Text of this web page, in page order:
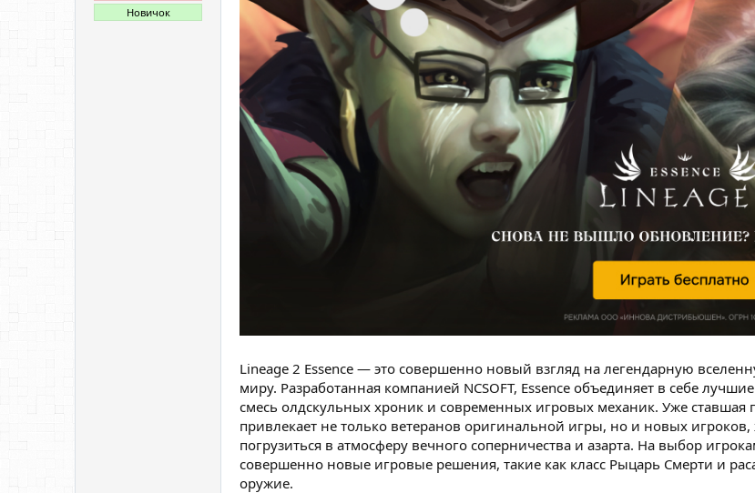
Новичок
Lineage 2 Essence — это совершенно новый взгляд на легендарную
миру. Разработанная компанией NCSOFT, Essence объединяет в себе
смесь олдскульных хроник и современных игровых механик. Уже ставшая
привлекает не только ветеранов оригинальной игры, но и новых
погрузиться в атмосферу вечного соперничества и азарта. На выбор
совершенно новые игровые решения, такие как класс Рыцарь Смерти и
оружие.